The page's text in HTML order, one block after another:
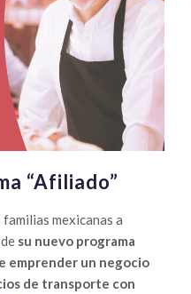
en
trenes
y
autobuses
“Afiliado”
mexicanas a
su nuevo programa
emprender un negocio
de transporte con